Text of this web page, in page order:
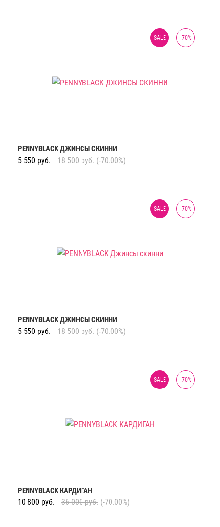
-70%
SALE
PENNYBLACK ДЖИНСЫ СКИННИ
5 550 руб. 18 500 руб. (-70.00%)
-70%
SALE
PENNYBLACK ДЖИНСЫ СКИННИ
5 550 руб. 18 500 руб. (-70.00%)
-70%
SALE
PENNYBLACK КАРДИГАН
10 800 руб. 36 000 руб. (-70.00%)